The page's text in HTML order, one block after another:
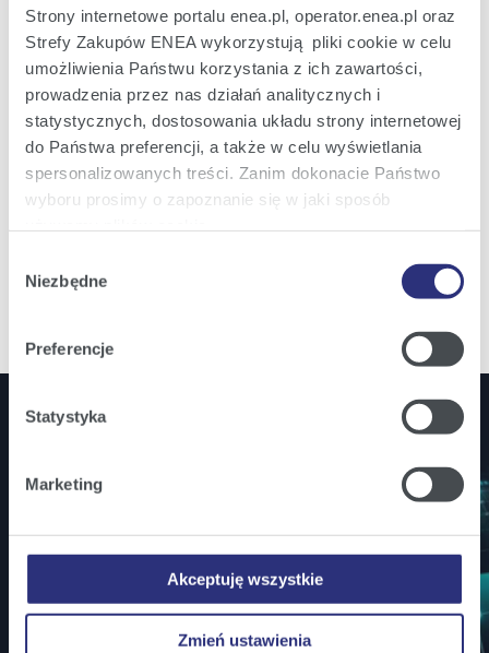
Strony internetowe portalu enea.pl, operator.enea.pl oraz
Strefy Zakupów ENEA wykorzystują pliki cookie w celu
umożliwienia Państwu korzystania z ich zawartości,
prowadzenia przez nas działań analitycznych i
statystycznych, dostosowania układu strony internetowej
do Państwa preferencji, a także w celu wyświetlania
spersonalizowanych treści. Zanim dokonacie Państwo
wyboru prosimy o zapoznanie się w jaki sposób
Szczegółowe informacje na ten temat znajdziecie
Polityce
zgodę na umieszczenie wszystkich rodzajów plików
cookie z których korzystamy, na Państwa urządzeniu.
jakie rodzaje plików cookie będziemy umieszczać w
KlikającOdrzuć wszystkie, odmawiacie Państwo
dotyczy jednak plików cookie niezbędnych do
prawidłowego wyświetlania i działania naszych stron
zgody
Niezbędne
Preferencje
Statystyka
Marketing
Akceptuję wszystkie
Zmień ustawienia
uczestniczy w innej konkurencyjnej osobie
prawnej, jako członek jej organu. Pan Łukasz Ciołko
nie figuruje w Rejestrze Dłużników
Niewypłacalnych, prowadzonym na podstawie
ustawy o KRS.
źródło: biznes.pap.pl
Zamów powiadomienia mailowe o wszystkich
istotnych informacjach ważnych dla inwestorów.
Zapisz się